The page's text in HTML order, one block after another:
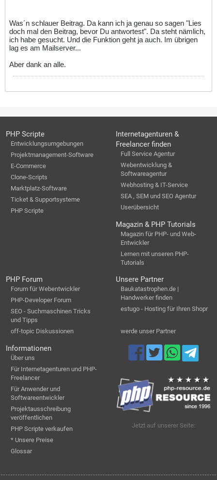
Was´n schlauer Beitrag. Da kann ich ja genau so sagen "Lies
doch mal den Beitrag, bevor Du antwortest". Da steht nämlich,
ich habe gesucht. Und die Funktion geht ja auch. Im übrigen
lag es am Mailserver...
Aber dank an alle.
PHP Scripte
Entwicklungsumgebungen
Projektmanagement-Software
E-Commerce
Clone-Scripts
Marktplatz-Software
Ticket & Supportsysteme
PHP Scripte
Internetagenturen &
Freelancer finden
Full Service Agentur
Webentwicklung &
Softwareagentur
Webhosting & IT-Service
SEA , SEM und SEO Agentur
Userübersicht
Magazin & PHP Tutorials
Magazin für PHP- und Web-
Entwickler
Lernen mit unseren PHP-
Tutorials
PHP Forum
Forum für Webentwickler
PHP-Developer Forum
SEO - Suchmaschinen Tricks
und Tipps
off-topic Diskussionen
Unsere Partner
Baukatastrophen.de |
Handwerker finden
estugo - Hosting für Ihren Shopr
werde unser Partner
Informationen
Über uns
Für Internetagenturen und PHP-
Freelancer
Für Anwender und
Softwareentwickler
Projektausschreibung
veröffentlichen
PHP Scripte verkaufen
* Unsere Preise
Glossar
Jetzt auf unserer Seite: